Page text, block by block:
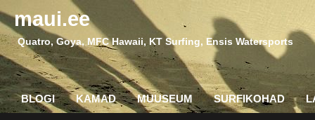
maui.ee
Quatro, Goya, MFC Hawaii, KT Surfing, Ensis Watersports
BLOGI KAMAD MUUSEUM SURFIKOHAD